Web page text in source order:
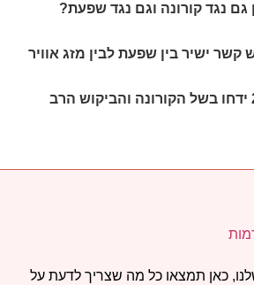
נגד קורונה וגם נגד שפעת?
קשר ישיר בין שפעת לבין מזג אוויר
כאן תמצאו כל מה שצריך לדעת על